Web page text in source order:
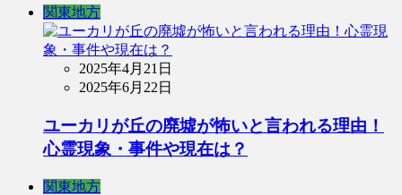
関東地方
2025年4月21日
2025年6月22日
ユーカリが丘の廃墟が怖いと言われる理由！
心霊現象・事件や現在は？
関東地方